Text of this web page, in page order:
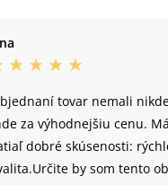
tovar nemali
za výhodnejšiu cenu.
dobré skúsenosti:
by som tento